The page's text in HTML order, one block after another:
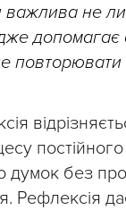
важлива не
допомагає
думок без
Рефлексія